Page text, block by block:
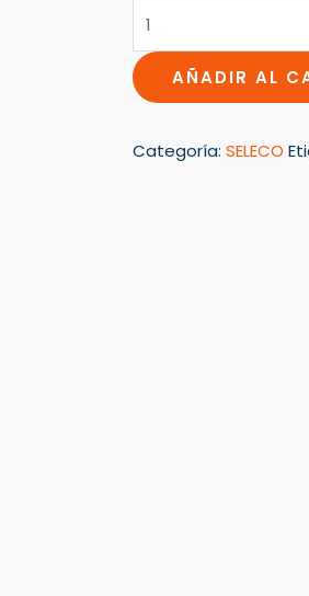
AÑADIR AL
Categoría: SELECO